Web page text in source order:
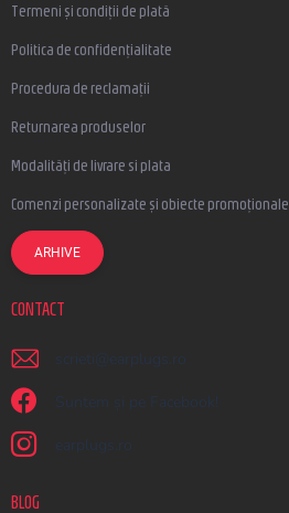
Termeni și condiții de plată
Politica de confidențialitate
Procedura de reclamații
Returnarea produselor
Modalități de livrare si plata
Comenzi personalizate și obiecte promoționale
ARHIVE
CONTACT
scrieti @ earplugs.ro
Suntem și pe Facebook!
earplugs.ro
BLOG